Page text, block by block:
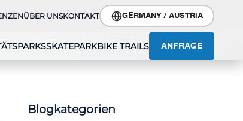
ÜBER UNSKONTAKT GERMANY / AUSTRIA
SKATEPARKBIKE TRAILS ANFRAGE
Blogkategorien